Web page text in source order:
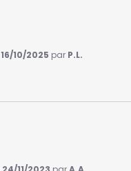
16/10/2025 par P.L.